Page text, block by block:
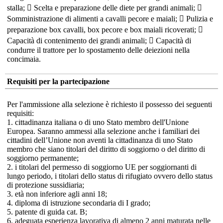
stalla;  Scelta e preparazione delle diete per grandi animali; 
Somministrazione di alimenti a cavalli pecore e maiali;  Pulizia e
preparazione box cavalli, box pecore e box maiali ricoverati; 
Capacità di contenimento dei grandi animali;  Capacità di
condurre il trattore per lo spostamento delle deiezioni nella
concimaia.
Requisiti per la partecipazione
Per l'ammissione alla selezione è richiesto il possesso dei seguenti
requisiti:
1. cittadinanza italiana o di uno Stato membro dell'Unione
Europea. Saranno ammessi alla selezione anche i familiari dei
cittadini dell’Unione non aventi la cittadinanza di uno Stato
membro che siano titolari del diritto di soggiorno o del diritto di
soggiorno permanente;
2. i titolari del permesso di soggiorno UE per soggiornanti di
lungo periodo, i titolari dello status di rifugiato ovvero dello status
di protezione sussidiaria;
3. età non inferiore agli anni 18;
4. diploma di istruzione secondaria di I grado;
5. patente di guida cat. B;
6. adeguata esperienza lavorativa di almeno 2 anni maturata nelle